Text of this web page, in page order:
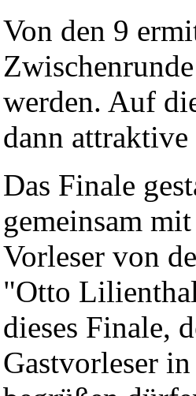
Von den 9
werden. Auf
dann
Das Finale
gemeinsam
Vorleser von
"Otto
dieses Finale,
Gastvorleser